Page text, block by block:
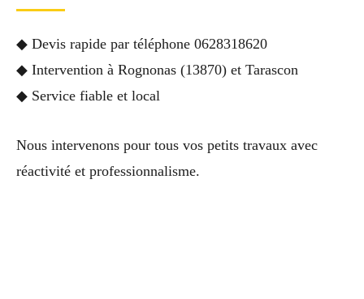
◆ Devis rapide par téléphone 0628318620
◆ Intervention à Rognonas (13870) et Tarascon
◆ Service fiable et local
Nous intervenons pour tous vos petits travaux avec
réactivité et professionnalisme.